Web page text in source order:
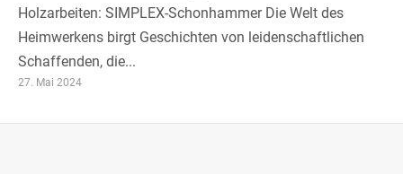
Holzarbeiten: SIMPLEX-Schonhammer Die Welt des
Heimwerkens birgt Geschichten von leidenschaftlichen
Schaffenden, die...
27. Mai 2024